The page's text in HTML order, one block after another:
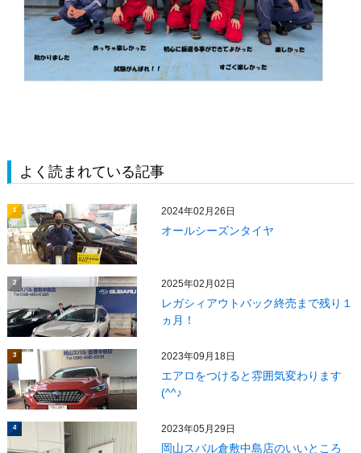
よく読まれている記事
1 2024年02月26日
オールシーズンタイヤ
2 2025年02月02日
レガシィアウトバック終売まで残り１
ヵ月！
3 2023年09月18日
エアロをつけると雰囲気変わります
(^^♪
4 2023年05月29日
岡山スバル倉敷中島店のいいところ